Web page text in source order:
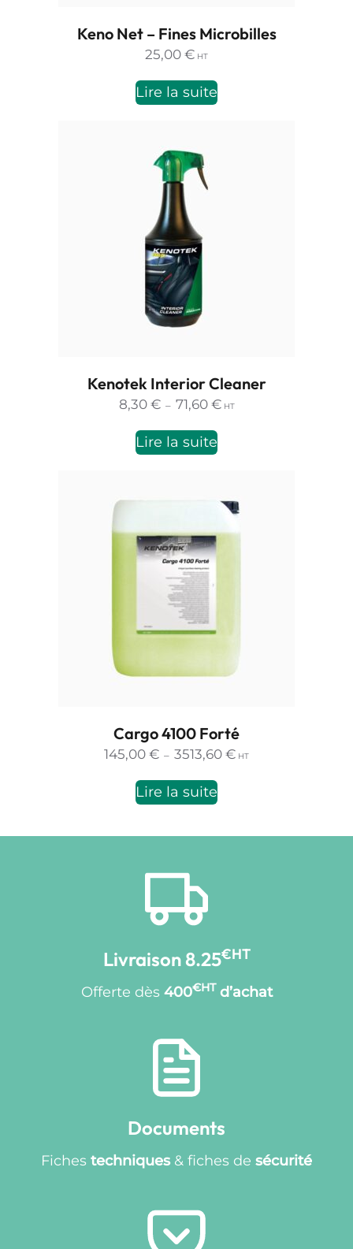
Keno Net – Fines Microbilles
25,00 € HT
Lire la suite
Kenotek Interior Cleaner
8,30 € – 71,60 €Plage
HT
Lire la suite
Cargo 4100 Forté
145,00 € – 3513,60 €Plage
HT
Lire la suite
Livraison 8.25€HT
Offerte dès 400€HT d’achat
Documents
Fiches techniques& fiches de sécurité